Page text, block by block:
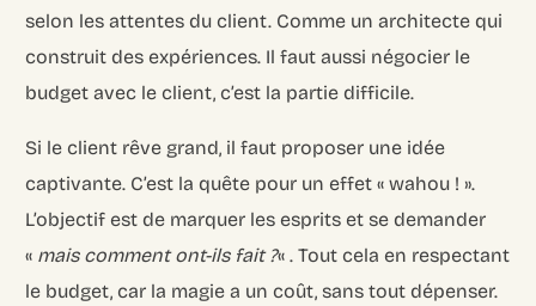
selon les attentes du client. Comme un architecte qui
construit des expériences. Il faut aussi négocier le
budget avec le client, c’est la partie difficile.
Si le client rêve grand, il faut proposer une idée
captivante. C’est la quête pour un effet « wahou ! ».
L’objectif est de marquer les esprits et se demander
« mais comment ont-ils fait ?« . Tout cela en respectant
le budget, car la magie a un coût, sans tout dépenser.